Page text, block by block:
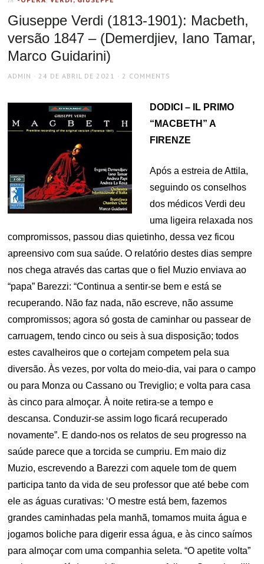
Giuseppe Verdi (1813-1901): Macbeth,
versão 1847 – (Demerdjiev, Iano Tamar,
Marco Guidarini)
AUTHOR
ADMIN
POSTED
24 DE ABRIL DE 2021 2 COMMENTS
DODICI – IL PRIMO
“MACBETH” A
FIRENZE
Após a estreia de Attila,
seguindo os conselhos
dos médicos Verdi deu
uma ligeira relaxada nos
compromissos, passou dias quietinho, dessa vez ficou
apreensivo com sua saúde. O relatório destes dias sempre
nos chega através das cartas que o fiel Muzio enviava ao
“papa” Barezzi: “Continua a sentir-se bem e está se
recuperando. Não faz nada, não escreve, não assume
compromissos; agora só gosta de caminhar ou passear de
carruagem, tendo cinco ou seis à sua disposição; todos
estes cavalheiros que o cortejam competem pela sua
diversão. Às vezes, por volta do meio-dia, vai para o campo
ou para Monza ou Cassano ou Treviglio; e volta para casa
às cinco para almoçar. À noite retira-se a tempo e
descansa. Conduzir-se assim logo ficará recuperado
novamente”. E dando-nos os relatos de seu progresso na
saúde parece que a torcida se cumpriu. Em maio diz
Muzio, escrevendo a Barezzi com aquele tom de quem
participa tanto da vida de seu professor que até bebe com
ele as águas curativas: ‘O mestre está bem, fazemos
grandes caminhadas pela manhã, tomamos muita água e
jogamos boliche para digerir essa água, e às cinco saímos
para almoçar com uma companhia seleta. “O apetite volta”